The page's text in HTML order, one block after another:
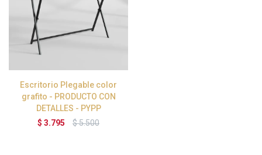
Escritorio Plegable color
grafito - PRODUCTO CON
DETALLES - PYPP
$ 3.795 $5.500